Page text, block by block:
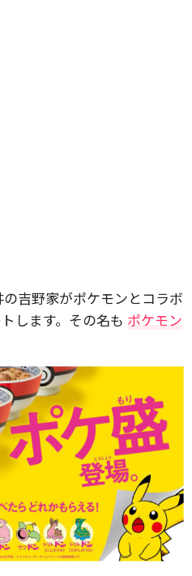
吉野家がポケモンとコラボ
します。その名も ポケモン